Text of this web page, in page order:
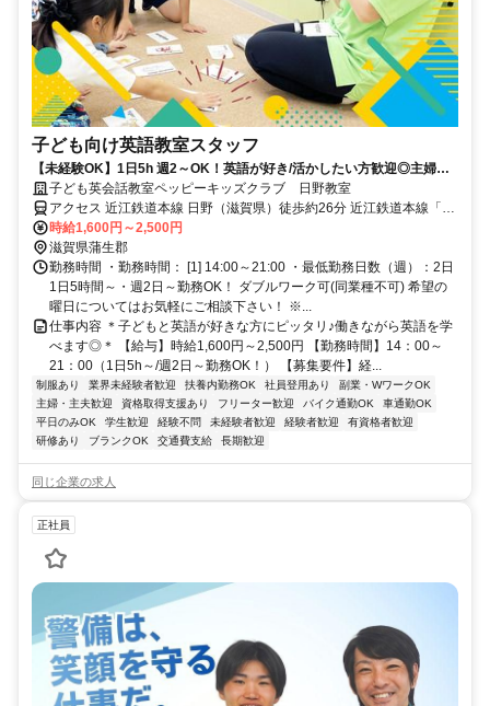
子ども向け英語教室スタッフ
【未経験OK】1日5h 週2～OK！英語が好き/活かしたい方歓迎◎主婦
(夫)/学生も活躍中！
子ども英会話教室ペッピーキッズクラブ 日野教室
アクセス 近江鉄道本線 日野（滋賀県）徒歩約26分 近江鉄道本線「日
野駅」より車8分 ／近隣教室への勤務も応相談 ※屋内禁煙
時給1,600円～2,500円
滋賀県蒲生郡
勤務時間 ・勤務時間： [1] 14:00～21:00 ・最低勤務日数（週）：2日
1日5時間～・週2日～勤務OK！ ダブルワーク可(同業種不可) 希望の
曜日についてはお気軽にご相談下さい！ ※...
仕事内容 ＊子どもと英語が好きな方にピッタリ♪働きながら英語を学
べます◎＊ 【給与】時給1,600円～2,500円 【勤務時間】14：00～
21：00（1日5h～/週2日～勤務OK！） 【募集要件】経...
制服あり 業界未経験者歓迎 扶養内勤務OK 社員登用あり
副業・WワークOK
主婦・主夫歓迎
資格取得支援あり フリーター歓迎 バイク通勤OK
車通勤OK
平日のみOK
学生歓迎 経験不問 未経験者歓迎 経験者歓迎
有資格者歓迎
研修あり
ブランクOK 交通費支給 長期歓迎
同じ企業の求人
正社員